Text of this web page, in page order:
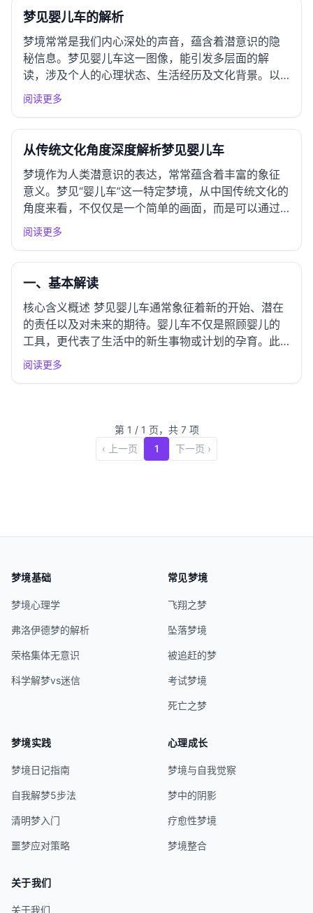
担心或温暖...
梦见婴儿车的解析
梦境常常是我们内心深处的声音，蕴含着潜意识的隐
秘信息。梦见婴儿车这一图像，能引发多层面的解
读，涉及个人的心理状态、生活经历及文化背景。以
下将从不同心理学视角对这一梦境进行全面分析。
德的理论，梦境是潜意识欲望的表现。梦见婴儿车，
可能象征着对新生命、创...
阅读更多
从传统文化角度深度解析梦见婴儿车
梦境作为人类潜意识的表达，常常蕴含着丰富的象征
意义。梦见“婴儿车”这一特定梦境，从中国传统文化的
角度来看，不仅仅是一个简单的画面，而是可以通过
周公解梦、历史文化脉络、文化象征体系和传统哲学
基本解读 根据《周公解梦》，梦见婴儿车通常象征着
新生命的开始、...
阅读更多
一、基本解读
核心含义概述 梦见婴儿车通常象征着新的开始、潜在
的责任以及对未来的期待。婴儿车不仅是照顾婴儿的
工具，更代表了生活中的新生事物或计划的孕育。此
梦境可能反映出你在生活中对某种新机会的渴望，或
阅读更多
第 1 / 1 页，共 7项
‹ 上一页
1 下一页 ›
梦境基础
梦境心理学
弗洛伊德梦的解析
荣格集体无意识
科学解梦vs迷信
常见梦境
飞翔之梦
坠落梦境
被追赶的梦
考试梦境
死亡之梦
梦境实践
梦境日记指南
自我解梦5步法
清明梦入门
噩梦应对策略
心理成长
梦境与自我觉察
梦中的阴影
疗愈性梦境
梦境整合
关于我们
关于我们